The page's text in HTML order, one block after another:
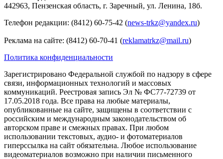
442963, Пензенская область, г. Заречный, ул. Ленина, 18б.
Телефон редакции: (8412) 60-75-42 (news-trkz@yandex.ru)
Реклама на сайте: (8412) 60-70-41 (reklamatrkz@mail.ru)
Политика конфиденциальности
Зарегистрировано Федеральной службой по надзору в сфере
связи, информационных технологий и массовых
коммуникаций. Реестровая запись Эл № ФС77-72739 от
17.05.2018 года. Все права на любые материалы,
опубликованные на сайте, защищены в соответствии с
российским и международным законодательством об
авторском праве и смежных правах. При любом
использовании текстовых, аудио- и фотоматериалов
гиперссылка на сайт обязательна. Любое использование
видеоматериалов возможно при наличии письменного